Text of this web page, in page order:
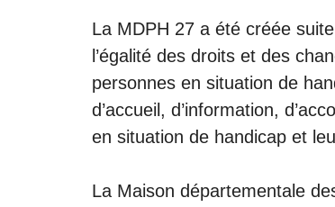
La MDPH 27 a été créée
l’égalité des droits et des
personnes en situation de
d’accueil, d’information,
en situation de handicap et
La Maison départementale